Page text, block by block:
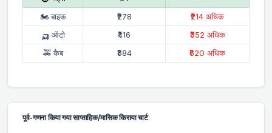
🏍 बाइक
₹278
₹214 अधिक
🛺 ऑटो
₹416
₹352 अधिक
🚕 कैब
₹684 ₹620 अधिक
पूर्व-गणना किया गया साप्ताहिक/मासिक किराया चार्ट